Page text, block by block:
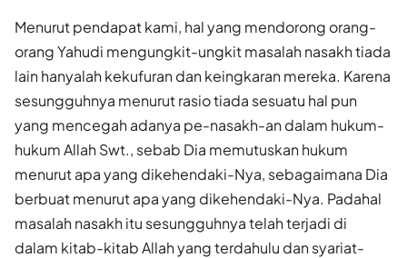
Menurut pendapat kami, hal yang mendorong orang-
orang Yahudi mengungkit-ungkit masalah nasakh tiada
lain hanyalah kekufuran dan keingkaran mereka. Karena
sesungguhnya menurut rasio tiada sesuatu hal pun
yang mencegah adanya pe-nasakh-an dalam hukum-
hukum Allah Swt., sebab Dia memutuskan hukum
menurut apa yang dikehendaki-Nya, sebagaimana Dia
berbuat menurut apa yang dikehendaki-Nya. Padahal
masalah nasakh itu sesungguhnya telah terjadi di
dalam kitab-kitab Allah yang terdahulu dan syariat-